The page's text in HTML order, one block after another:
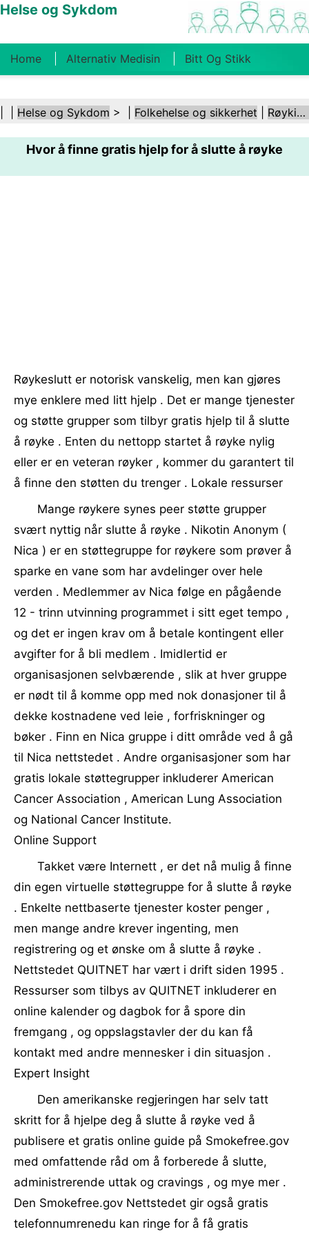
Helse og Sykdom
Home Alternativ Medisin Bitt Og Stikk
Kosthold Og Ernæring Familiehelse
Helsebransjen Psykisk Helse Folkehelse Og
Sikkerhet Kirurgi Og Prosedyrer Helse
Helse og Sykdom > | Folkehelse og sikkerhet Røyking og tobakk
Hvor å finne gratis hjelp for å slutte å røyke
Røykeslutt er notorisk vanskelig, men kan gjøres
mye enklere med litt hjelp . Det er mange tjenester
og støtte grupper som tilbyr gratis hjelp til å slutte
å røyke . Enten du nettopp startet å røyke nylig
eller er en veteran røyker , kommer du garantert til
å finne den støtten du trenger . Lokale ressurser
Mange røykere synes peer støtte grupper
svært nyttig når slutte å røyke . Nikotin Anonym (
Nica ) er en støttegruppe for røykere som prøver å
sparke en vane som har avdelinger over hele
verden . Medlemmer av Nica følge en pågående
12 - trinn utvinning programmet i sitt eget tempo ,
og det er ingen krav om å betale kontingent eller
avgifter for å bli medlem . Imidlertid er
organisasjonen selvbærende , slik at hver gruppe
er nødt til å komme opp med nok donasjoner til å
dekke kostnadene ved leie , forfriskninger og
bøker . Finn en Nica gruppe i ditt område ved å gå
til Nica nettstedet . Andre organisasjoner som har
gratis lokale støttegrupper inkluderer American
Cancer Association , American Lung Association
og National Cancer Institute.
Online Support
Takket være Internett , er det nå mulig å finne
din egen virtuelle støttegruppe for å slutte å røyke
. Enkelte nettbaserte tjenester koster penger ,
men mange andre krever ingenting, men
registrering og et ønske om å slutte å røyke .
Nettstedet QUITNET har vært i drift siden 1995 .
Ressurser som tilbys av QUITNET inkluderer en
online kalender og dagbok for å spore din
fremgang , og oppslagstavler der du kan få
kontakt med andre mennesker i din situasjon .
Expert Insight
Den amerikanske regjeringen har selv tatt
skritt for å hjelpe deg å slutte å røyke ved å
publisere et gratis online guide på Smokefree.gov
med omfattende råd om å forberede å slutte,
administrerende uttak og cravings , og mye mer .
Den Smokefree.gov Nettstedet gir også gratis
telefonnumrenedu kan ringe for å få gratis